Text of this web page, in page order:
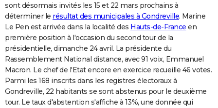
sont désormais invités les 15 et 22 mars prochains à
déterminer le résultat des municipales à Gondreville. Marine
Le Pen est arrivée dans la localité des Hauts-de-France en
première position à l'occasion du second tour de la
présidentielle, dimanche 24 avril. La présidente du
Rassemblement National distance, avec 91 voix, Emmanuel
Macron. Le chef de l'Etat encore en exercice recueille 46 votes.
Parmi les 168 inscrits dans les registres électoraux à
Gondreville, 22 habitants se sont abstenus pour le deuxième
tour. Le taux d'abstention s'affiche à 13%, une donnée qui